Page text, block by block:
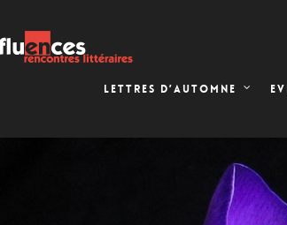
LETTRES D’AUTOMNE